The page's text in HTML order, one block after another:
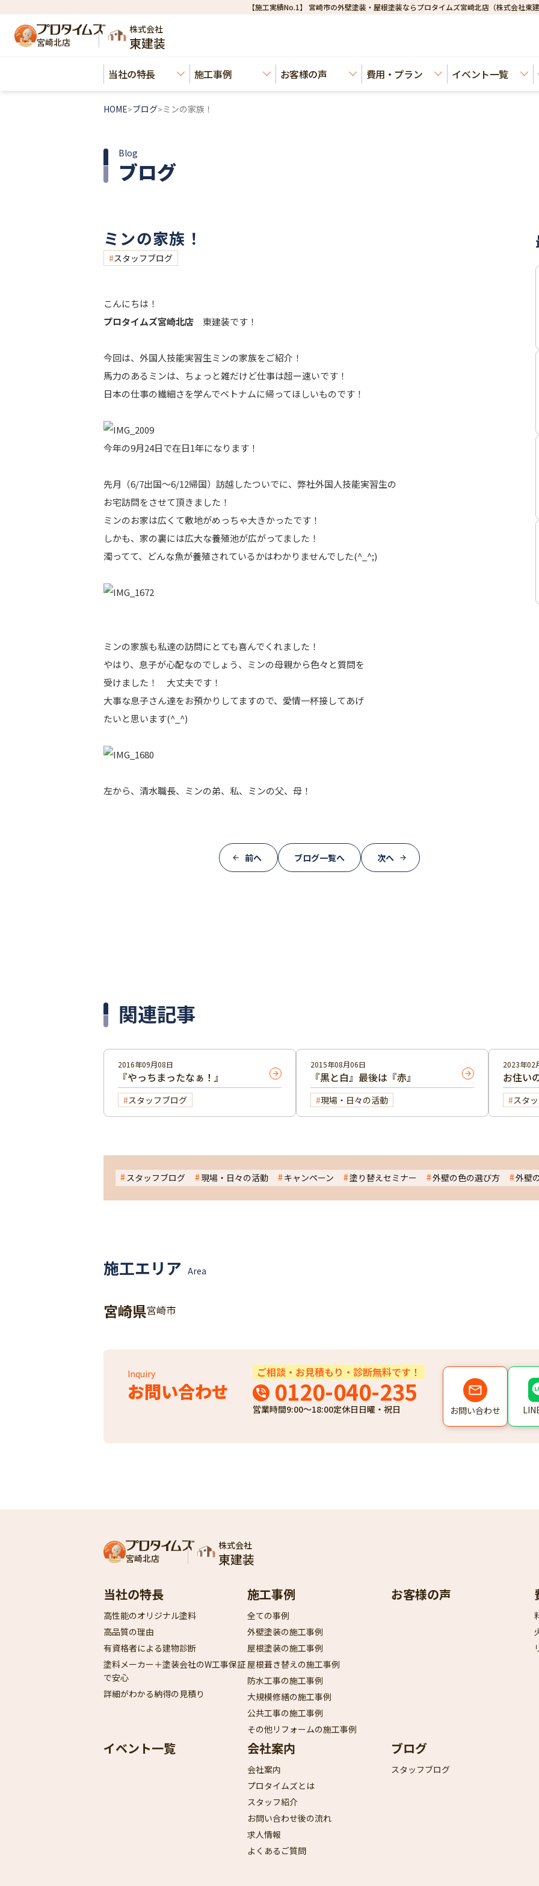
【施工実績No.1】 宮崎市の外壁塗装・屋根塗装ならプロタイムズ宮崎北店（株式会社東
宮崎北店
株式会社
東建装
当社の特長 施工事例 お客様の声 費用・プラン イベント一覧
HOME>ブログ>ミンの家族！
ブログ
Blog
ミンの家族！
スタッフブログ
こんにちは！
プロタイムズ宮崎北店 東建装です！
今回は、外国人技能実習生ミンの家族をご紹介！
馬力のあるミンは、ちょっと雑だけど仕事は超ー速いです！
日本の仕事の繊細さを学んでベトナムに帰ってほしいものです！
今年の9月24日で在日1年になります！
先月（6/7出国～6/12帰国）訪越したついでに、弊社外国人技能実習生の
お宅訪問をさせて頂きました！
ミンのお家は広くて敷地がめっちゃ大きかったです！
しかも、家の裏には広大な養殖池が広がってました！
濁ってて、どんな魚が養殖されているかはわかりませんでした(^_^;)
ミンの家族も私達の訪問にとても喜んでくれました！
やはり、息子が心配なのでしょう、ミンの母親から色々と質問を
受けました！ 大丈夫です！
大事な息子さん達をお預かりしてますので、愛情一杯接してあげ
たいと思います(^_^)
左から、清水職長、ミンの弟、私、ミンの父、母！
前へ ブログ一覧へ 次へ
関連記事
2016年09月08日
『やっちまったなぁ！』
スタッフブログ
2015年08月06日
『黒と白』最後は『赤』
現場・日々の活動
2023年02
お住い
スタ
スタッフブログ 現場・日々の活動 キャンペーン 塗り替えセミナー 外壁の色の選び方 外壁
施工エリア Area
宮崎県宮崎市
お問い合わせ
Inquiry ご相談・お見積もり・診断無料です！
0120-040-235
営業時間9:00～18:00定休日 日曜・祝日 お問い合わせ
宮崎北店
株式会社
東建装
当社の特長
高性能のオリジナル塗料
高品質の理由
有資格者による建物診断
塗料メーカー＋塗装会社のW工事保証
で安心
詳細がわかる納得の見積り
施工事例
全ての事例
外壁塗装の施工事例
屋根塗装の施工事例
屋根葺き替えの施工事例
防水工事の施工事例
大規模修繕の施工事例
公共工事の施工事例
その他リフォームの施工事例
お客様の声
イベント一覧 会社案内
会社案内
プロタイムズとは
スタッフ紹介
お問い合わせ後の流れ
求人情報
よくあるご質問
ブログ
スタッフブログ